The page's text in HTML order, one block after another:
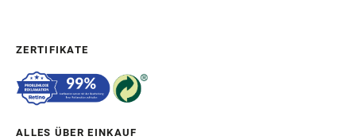
ZERTIFIKATE
ALLES ÜBER EINKAUF